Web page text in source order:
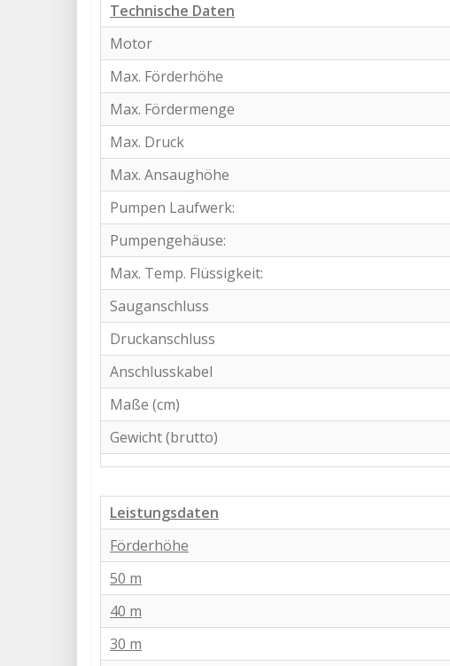
Technische Daten
Motor
Max. Förderhöhe
Max. Fördermenge
Max. Druck
Max. Ansaughöhe
Pumpen Laufwerk:
Pumpengehäuse:
Max. Temp. Flüssigkeit:
Sauganschluss
Druckanschluss
Anschlusskabel
Maße (cm)
Gewicht (brutto)
Leistungsdaten
Förderhöhe
50 m
40 m
30 m